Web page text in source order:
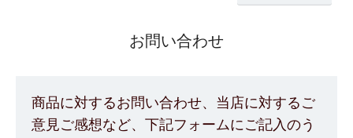
お問い合わせ
商品に対するお問い合わせ、当店に対するご
意見ご感想など、下記フォームにご記入のう